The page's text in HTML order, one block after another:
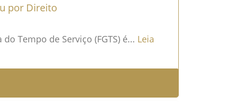
por Direito
Tempo de Serviço (FGTS) é... Leia